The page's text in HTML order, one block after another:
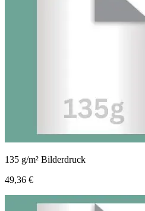
135 g/m² Bilderdruck
49,36 €